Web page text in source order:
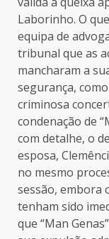
Laborinho. O
equipa de
tribunal que as
mancharam a
segurança,
criminosa
condenação de
com detalhe, o
esposa,
no mesmo
sessão, embora
tenham sido
que “Man